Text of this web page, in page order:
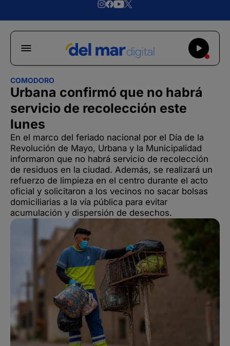
COMODORO
Urbana confirmó que no habrá
servicio de recolección este
lunes
En el marco del feriado nacional por el Día de la
Revolución de Mayo, Urbana y la Municipalidad
informaron que no habrá servicio de recolección
de residuos en la ciudad. Además, se realizará un
refuerzo de limpieza en el centro durante el acto
oficial y solicitaron a los vecinos no sacar bolsas
domiciliarias a la vía pública para evitar
acumulación y dispersión de desechos.